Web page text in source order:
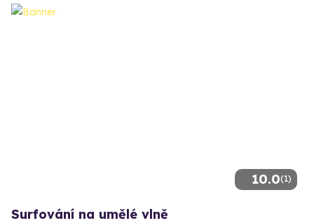
10.0(1)
Surfování na umělé vlně